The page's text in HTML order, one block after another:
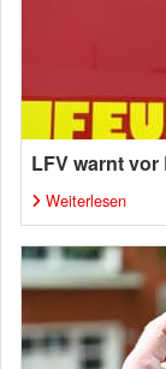
LFV warnt
Weiterlesen